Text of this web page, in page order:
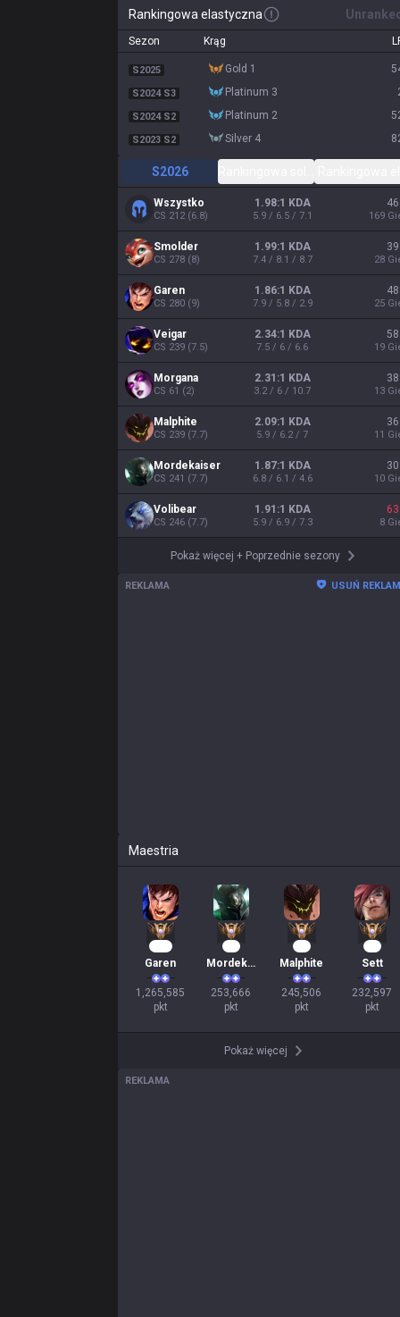
Rankingowa elastyczna Unranked
Sezon Krąg
S2025 gold 1
S2024 S3 platinum 3
S2024 S2 platinum 2
S2023 S2 silver 4
S2026 Rankingowa
Wszystko
CS 212(6.8)
1.98:1 KDA
5.9 / 6.5 / 7.1
46
169
Smolder
CS 278 (8)
1.99:1 KDA
7.4 / 8.1 / 8.7
39
28
Garen
CS 280 (9)
1.86:1 KDA
7.9 / 5.8 / 2.9
48
25
Veigar
CS 239 (7.5)
2.34:1 KDA
7.5 / 6 / 6.6
58
19
Morgana
CS 61 (2)
2.31:1 KDA
3.2 / 6 / 10.7
38
13
Malphite
CS 239 (7.7)
2.09:1 KDA
5.9 / 6.2 / 7
36
11
Mordekaiser
CS 241 (7.7)
1.87:1 KDA
6.8 / 6.1 / 4.6
30
10
Volibear
CS 246 (7.7)
1.91:1 KDA
5.9 / 6.9 / 7.3
63
8
Pokaż więcej + Poprzednie sezony
REKLAMA USUŃ
Maestria
Garen
1,265,585
pkt
Mordekaiser
253,666
pkt
Malphite
245,506
pkt
Sett
232,597
pkt
Pokaż więcej
REKLAMA